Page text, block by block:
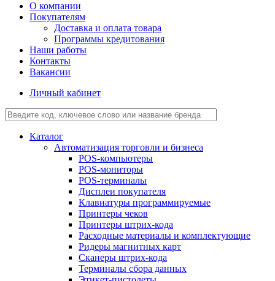
О компании
Покупателям
Доставка и оплата товара
Программы кредитования
Наши работы
Контакты
Вакансии
Личный кабинет
Каталог
Автоматизация торговли и бизнеса
POS-компьютеры
POS-мониторы
POS-терминалы
Дисплеи покупателя
Клавиатуры программируемые
Принтеры чеков
Принтеры штрих-кода
Расходные материалы и комплектующие
Ридеры магнитных карт
Сканеры штрих-кода
Терминалы сбора данных